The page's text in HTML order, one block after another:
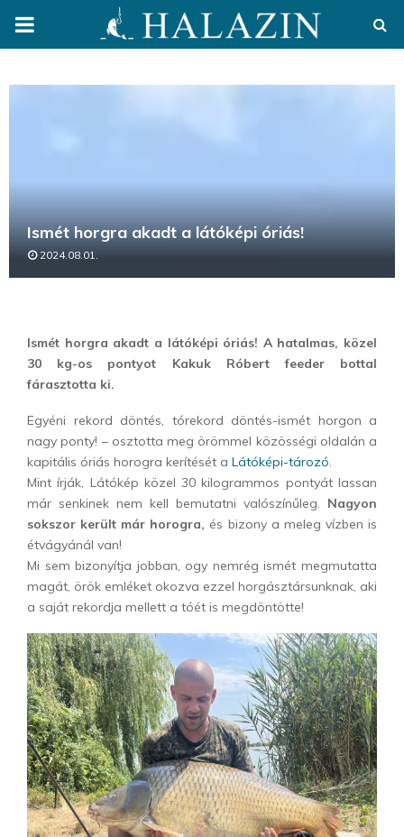
PRIMARY
Ismét horgra akadt a látóképi óriás!
2024.08.01.
Ismét horgra akadt a látóképi óriás! A hatalmas, közel
30 kg-os pontyot Kakuk Róbert feeder bottal
fárasztotta ki.
Egyéni rekord döntés, tórekord döntés-ismét horgon a
nagy ponty! – osztotta meg örömmel közösségi oldalán a
kapitális óriás horogra kerítését a Látóképi-tározó.
Mint írják, Látókép közel 30 kilogrammos pontyát lassan
már senkinek nem kell bemutatni valószínűleg. Nagyon
sokszor került már horogra, és bizony a meleg vízben is
étvágyánál van!
Mi sem bizonyítja jobban, ogy nemrég ismét megmutatta
magát, örök emléket okozva ezzel horgásztársunknak, aki
a saját rekordja mellett a tóét is megdöntötte!